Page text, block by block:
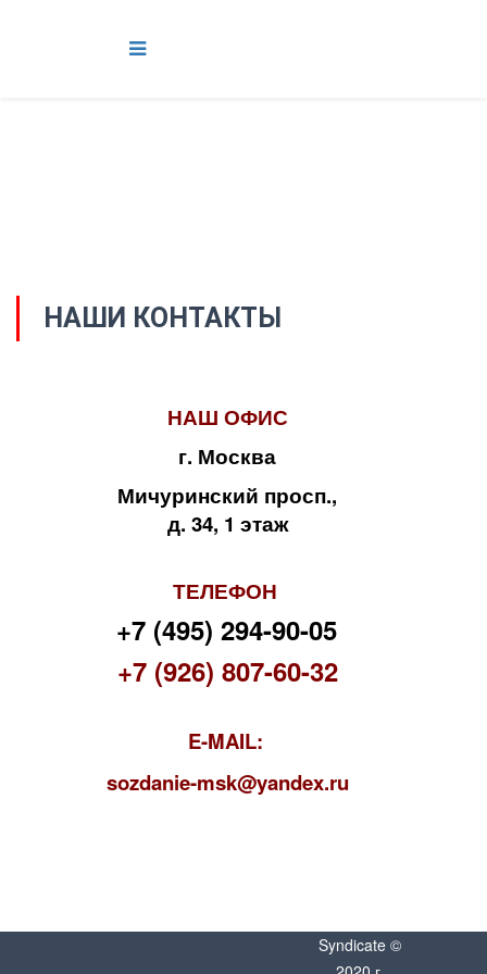
НАШИ КОНТАКТЫ
НАШ ОФИС
г. Москва
Мичуринский просп.,
д. 34, 1 этаж
ТЕЛЕФОН
+7 (495) 294-90-05
+7 (926) 807-60-32
E-MAIL:
sozdanie-msk@yandex.ru
Syndicate ©